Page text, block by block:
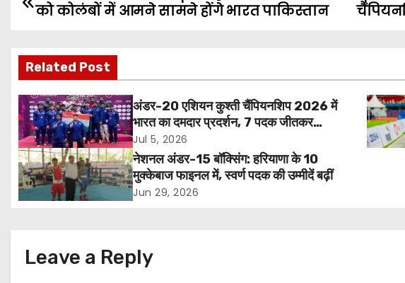
s
t
n
a
v
i
a
को कोलंबों में आमने सामने होंगे भारत पाकिस्तान
Related Post
अंडर-20 एशियन कुश्ती चैंपियनशिप 2026 में
भारत का दमदार प्रदर्शन, 7 पदक जीतकर
ओवरऑल टीम ट्रॉफी में तीसरा स्थान
Jul 5, 2026
नेशनल अंडर-15 बॉक्सिंग: हरियाणा के 10
मुक्केबाज फाइनल में, स्वर्ण पदक की उम्मीदें बढ़ीं
Jun 29, 2026
Leave a Reply